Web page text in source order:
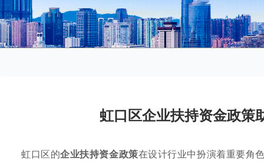
虹口区企业扶持资金政策
虹口区的企业扶持资金政策在设计行业中扮演着重要角